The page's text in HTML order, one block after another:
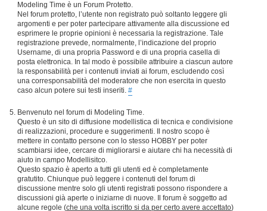
Modeling Time è un Forum Protetto.
Nel forum protetto, l’utente non registrato può soltanto leggere gli
argomenti e per poter partecipare attivamente alla discussione ed
esprimere le proprie opinioni è necessaria la registrazione. Tale
registrazione prevede, normalmente, l’indicazione del proprio
Username, di una propria Password e di una propria casella di
posta elettronica. In tal modo è possibile attribuire a ciascun autore
la responsabilità per i contenuti inviati ai forum, escludendo così
una corresponsabilità del moderatore che non esercita in questo
caso alcun potere sui testi inseriti. #
Benvenuto nel forum di Modeling Time.
Questo è un sito di diffusione modellistica di tecnica e condivisione
di realizzazioni, procedure e suggerimenti. Il nostro scopo è
mettere in contatto persone con lo stesso HOBBY per poter
scambiarsi idee, cercare di migliorarsi e aiutare chi ha necessità di
aiuto in campo Modellisitco.
Questo spazio è aperto a tutti gli utenti ed è completamente
gratutito. Chiunque può leggere i contenuti del forum di
discussione mentre solo gli utenti registrati possono rispondere a
discussioni già aperte o iniziarne di nuove. Il forum è soggetto ad
alcune regole (che una volta iscritto si da per certo avere accettato)